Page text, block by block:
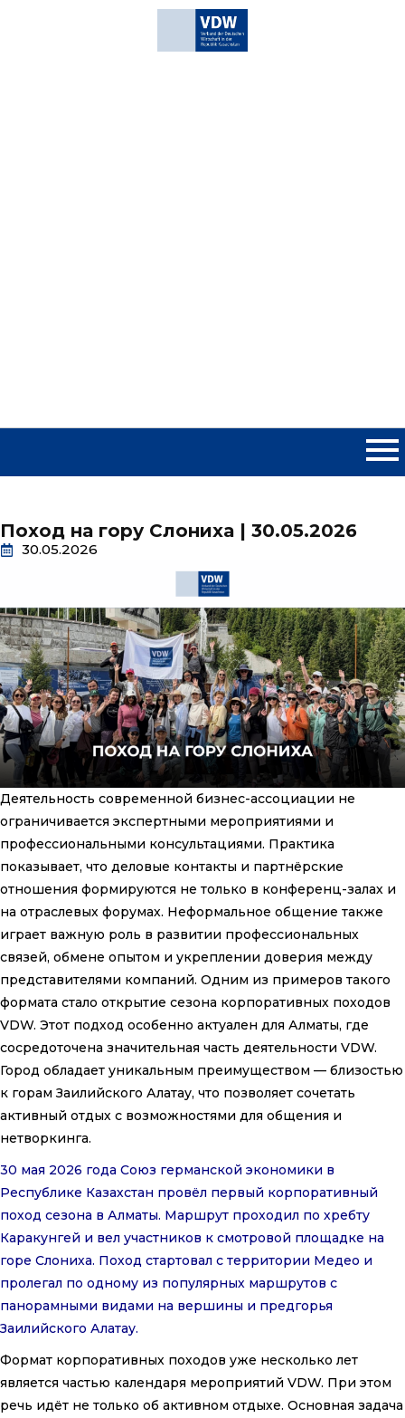
Поход на гору Слониха | 30.05.2026
30.05.2026
Деятельность современной бизнес-ассоциации не
ограничивается экспертными мероприятиями и
профессиональными консультациями. Практика
показывает, что деловые контакты и партнёрские
отношения формируются не только в конференц-залах и
на отраслевых форумах. Неформальное общение также
играет важную роль в развитии профессиональных
связей, обмене опытом и укреплении доверия между
представителями компаний. Одним из примеров такого
формата стало открытие сезона корпоративных походов
VDW. Этот подход особенно актуален для Алматы, где
сосредоточена значительная часть деятельности VDW.
Город обладает уникальным преимуществом — близостью
к горам Заилийского Алатау, что позволяет сочетать
активный отдых с возможностями для общения и
нетворкинга.
30 мая 2026 года Союз германской экономики в
Республике Казахстан провёл первый корпоративный
поход сезона в Алматы. Маршрут проходил по хребту
Каракунгей и вел участников к смотровой площадке на
горе Слониха. Поход стартовал с территории Медео и
пролегал по одному из популярных маршрутов с
панорамными видами на вершины и предгорья
Заилийского Алатау.
Формат корпоративных походов уже несколько лет
является частью календаря мероприятий VDW. При этом
речь идёт не только об активном отдыхе. Основная задача